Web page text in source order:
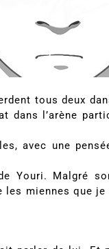
tous deux
dans l’arène
avec une
Youri. Malgré
miennes que